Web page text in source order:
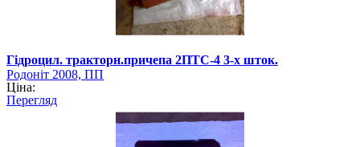
Гідроцил. тракторн.причепа 2ПТС-4 3-х шток.
Родоніт 2008, ПП
Ціна:
Перегляд